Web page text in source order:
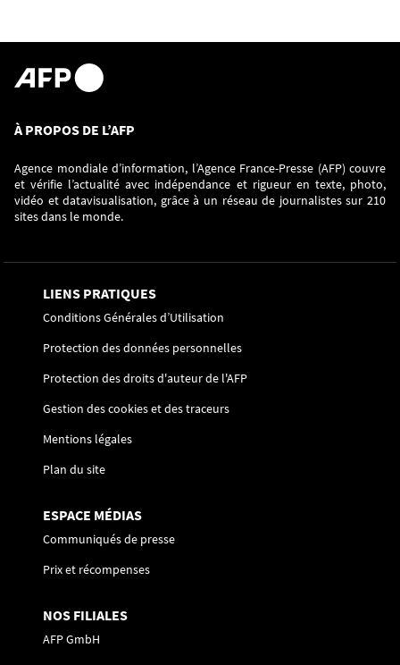
À PROPOS DE L’AFP
Agence mondiale d’information, l’Agence France-Presse (AFP) couvre
et vérifie l’actualité avec indépendance et rigueur en texte, photo,
vidéo et datavisualisation, grâce à un réseau de journalistes sur 210
sites dans le monde.
LIENS PRATIQUES
Conditions Générales d’Utilisation
Protection des données personnelles
Protection des droits d'auteur de l'AFP
Gestion des cookies et des traceurs
Mentions légales
Plan du site
ESPACE MÉDIAS
Communiqués de presse
Prix et récompenses
NOS FILIALES
AFP GmbH